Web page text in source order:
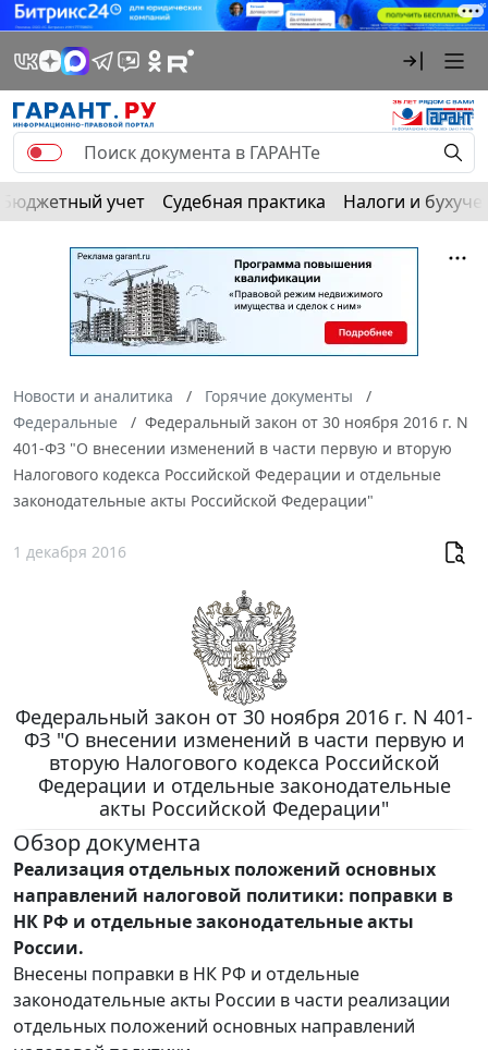
Бюджетный учет Судебная практика Налоги и
Новости и аналитика
Горячие документы
Федеральные
Федеральный закон от 30 ноября 2016 г. N
401-ФЗ "О внесении изменений в части первую и вторую
Налогового кодекса Российской Федерации и отдельные
законодательные акты Российской Федерации"
1 декабря 2016
Федеральный закон от 30 ноября 2016 г. N 401-
ФЗ "О внесении изменений в части первую и
вторую Налогового кодекса Российской
Федерации и отдельные законодательные
акты Российской Федерации"
Обзор документа
Реализация отдельных положений основных
направлений налоговой политики: поправки в
НК РФ и отдельные законодательные акты
России.
Внесены поправки в НК РФ и отдельные
законодательные акты России в части реализации
отдельных положений основных направлений